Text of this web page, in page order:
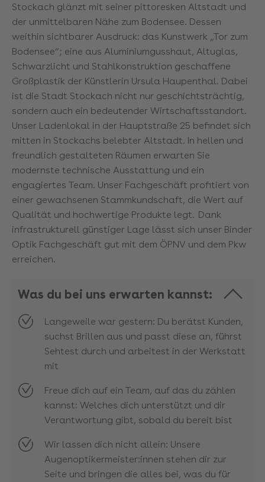
Stockach glänzt mit seiner pittoresken Altstadt und
der unmittelbaren Nähe zum Bodensee. Dessen
weithin sichtbarer Ausdruck: das Kunstwerk „Tor zum
Bodensee“; eine aus Aluminiumgusshaut, Altuglas,
Schwarzlicht und Stahlkonstruktion geschaffene
Großplastik der Künstlerin Ursula Haupenthal. Dabei
ist die Stadt Stockach nicht nur geschichtsträchtig,
sondern auch ein bedeutender Wirtschaftsstandort.
Unser Ladenlokal in der Hauptstraße 25 befindet sich
mitten in Stockachs belebter Altstadt. In hellen und
freundlich gestalteten Räumen erwarten Sie
modernste technische Ausstattung und ein
engagiertes Team. Unser Fachgeschäft profitiert von
einer gewachsenen Stammkundschaft, die Wert auf
Qualität und hochwertige Produkte legt. Dank
infrastrukturell günstiger Lage lässt sich unser Binder
Optik Fachgeschäft gut mit dem ÖPNV und dem Pkw
erreichen.
Was du bei uns erwarten kannst:
Langeweile war gestern: Du berätst Kunden,
suchst Brillen aus und passt diese an, führst
Sehtest durch und arbeitest in der Werkstatt
mit
Freue dich auf ein Team, auf das du zählen
kannst: Welches dich unterstützt und dir
Verantwortung gibt, sobald du bereit bist
Wir lassen dich nicht allein: Unsere
Augenoptikermeister:innen stehen dir zur
Seite und bringen die alles bei, was du für